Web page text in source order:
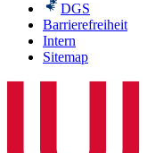
DGS
Barrierefreiheit
Intern
Sitemap